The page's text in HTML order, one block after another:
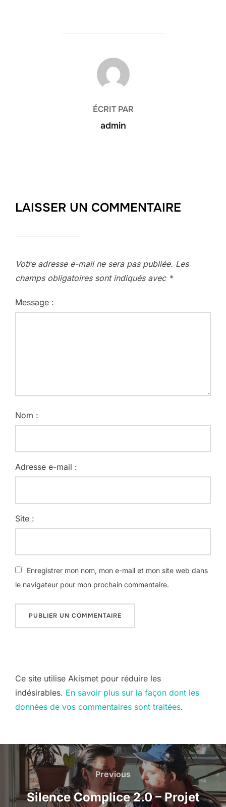
AUTEUR DE LA PUBLICATION
ÉCRIT PAR
admin
LAISSER UN COMMENTAIRE
Votre adresse e-mail ne sera pas publiée. Les
champs obligatoires sont indiqués avec *
Message :
Nom :
Adresse e-mail :
Site :
Enregistrer mon nom, mon e-mail et mon site web dans
le navigateur pour mon prochain commentaire.
Ce site utilise Akismet pour réduire les
indésirables. En savoir plus sur la façon dont les
données de vos commentaires sont traitées.
Navigation
de
l’article
Previous
Previous
Silence Complice 2.0 – Projet